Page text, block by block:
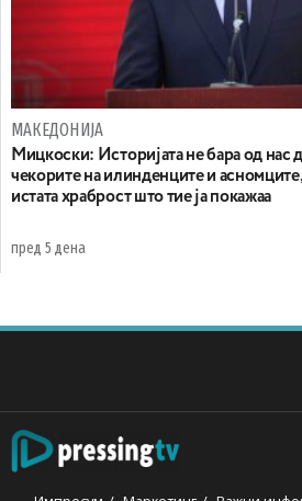
МАКЕДОНИЈА
Мицкоски: Историјата не бара од нас
чекорите на илинденците и
истата храброст што тие ја покажаа
пред 5 дена